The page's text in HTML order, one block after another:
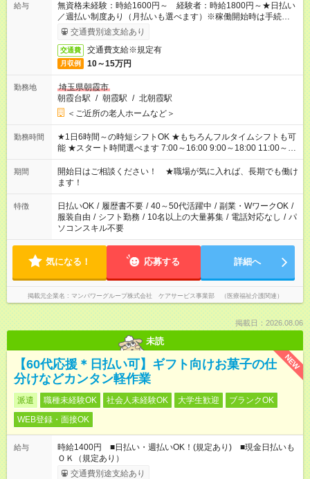
給与
無資格未経験：時給1600円～ 経験者：時給1800円～★日払い
／週払い制度あり（月払いも選べます）※稼働開始時は手続き完
了次第のお支払いとなります。
交通費別途支給あり
交通費 交通費支給※規定有
月収例 10～15万円
勤務地
埼玉県朝霞市
朝霞台駅 / 朝霞駅 / 北朝霞駅
＜ご近所の老人ホームなど＞
勤務時間
★1日6時間～の時短シフトOK ★もちろんフルタイムシフトも可
能 ★スタート時間選べます 7:00～16:00 9:00～18:00 11:00～
20:00 など 残業なし！ ※Wワークの場合、他のお仕事と合わせ
週40時間超の就業はご案内できません ※法令に基づき、週20時
間以上勤務は社会保険への加入対象となります ※労働者派遣法
（日雇い派遣の原則禁止）により、短時間・短期間の就業はご
案内が難しい場合があります
期間
開始日はご相談ください！ ★職場が気に入れば、長期でも働け
ます！
特徴 日払いOK / 履歴書不要 / 40～50代活躍中 / 副業・WワークOK /
服装自由 / シフト勤務 / 10名以上の大量募集 / 電話対応なし / パ
ソコンスキル不要
気になる！ 応募する 詳細へ
掲載元企業名 マンパワーグループ株式会社 ケアサービス事業部 （医療福祉介護関連）
掲載日：2026.08.06
未読
NEW
【60代応援＊日払い可】ギフト向けお菓子の仕
分けなどカンタン軽作業
派遣 職種未経験OK 社会人未経験OK 大学生歓迎
ブランクOK
WEB登録・面接OK
給与
時給1400円 ■日払い・週払いOK！(規定あり) ■現金日払いも
ＯＫ（規定あり）
交通費別途支給あり